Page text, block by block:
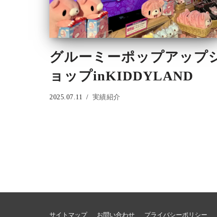
グルーミーポップアップ
ョップinKIDDYLAND
2025.07.11 実績紹介
サイトマップ お問い合わせ プライバシーポリシー